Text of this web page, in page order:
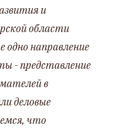
и
области
одно направление
- представление
в
деловые
что